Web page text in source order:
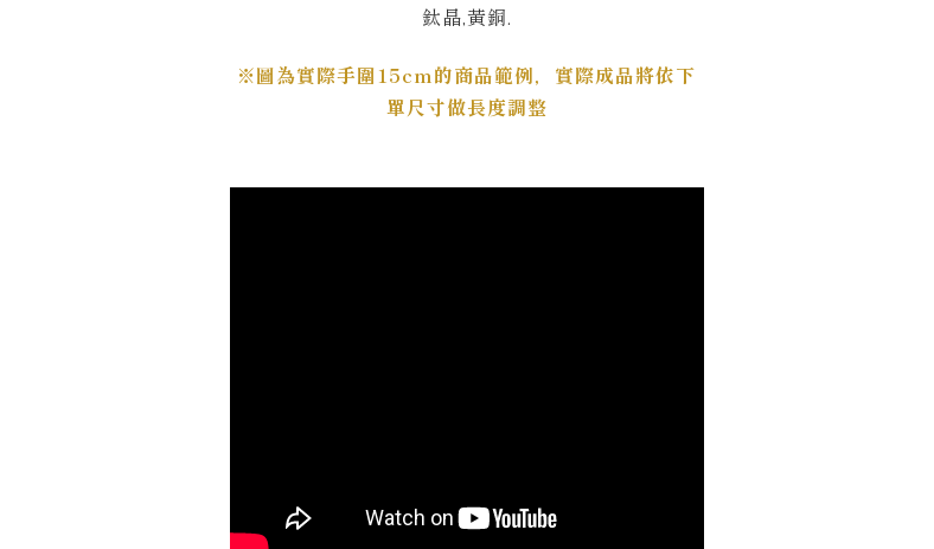
鈦晶,黃銅.
※圖為實際手圍15cm的商品範例，實際成品將依下
單尺寸做長度調整